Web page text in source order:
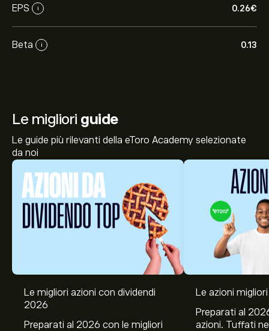
EPS i 0.26‎€‎
Beta i 0.13
Le migliori guide
Le guide più rilevanti della eToro Academy selezionate
da noi
Le migliori azioni con dividendi
2026
Preparati al 2026 con le migliori
Le azioni
Preparati al
azioni. Tuffati